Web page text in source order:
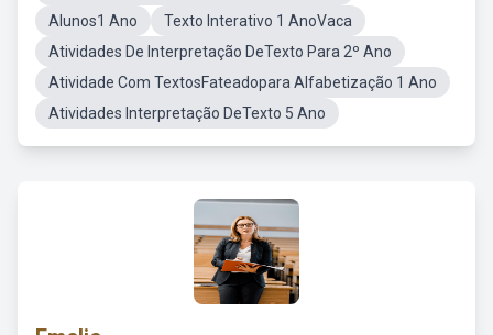
Alunos1 Ano
Texto Interativo 1 AnoVaca
Atividades De Interpretação DeTexto Para 2º Ano
Atividade Com TextosFateadopara Alfabetização 1 Ano
Atividades Interpretação DeTexto 5 Ano